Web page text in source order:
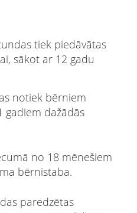
tiek piedāvātas
sākot ar 12 gadu
notiek bērniem
gadiem dažādās
no 18 mēnešiem
bērnistaba.
paredzētas